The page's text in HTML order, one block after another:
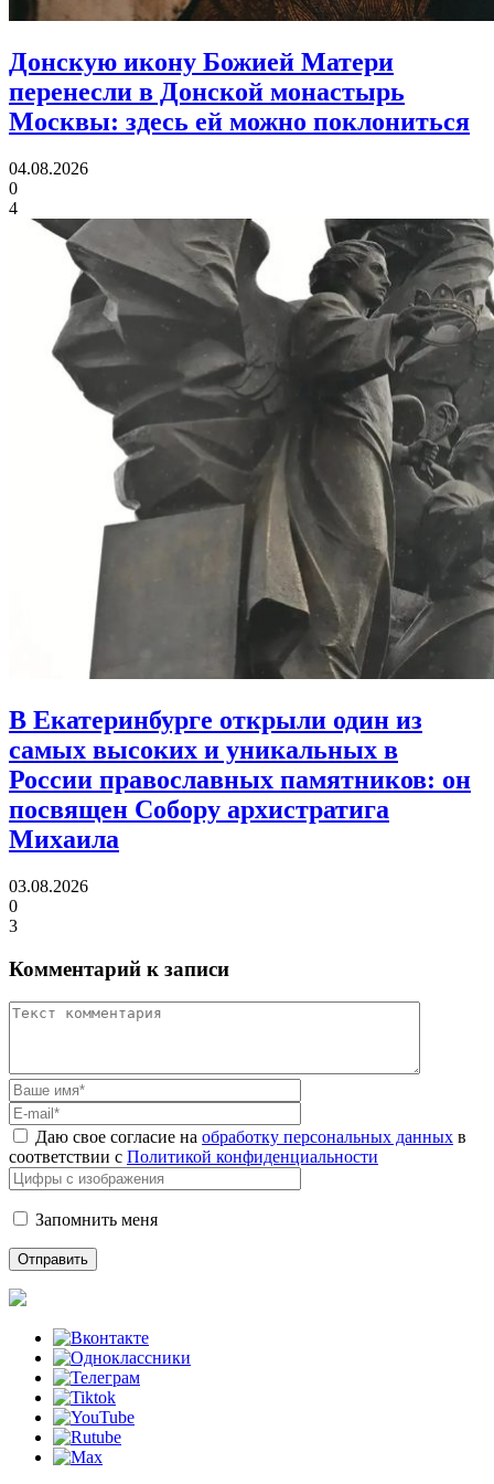
Донскую икону Божией Матери
перенесли в Донской монастырь
Москвы: здесь ей можно поклониться
04.08.2026
0
4
В Екатеринбурге открыли один из
самых высоких и уникальных в
России православных памятников: он
посвящен Собору архистратига
Михаила
03.08.2026
0
3
Комментарий к записи
Даю свое согласие на обработку персональных данных в
соответствии с Политикой конфиденциальности
Запомнить меня